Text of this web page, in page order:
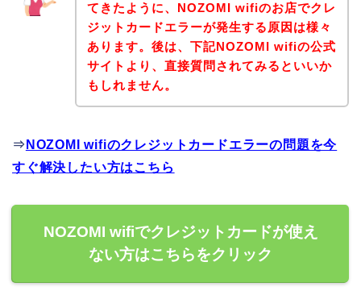
てきたように、NOZOMI wifiのお店でクレ
ジットカードエラーが発生する原因は様々
あります。後は、下記NOZOMI wifiの公式
サイトより、直接質問されてみるといいか
もしれません。
⇒ NOZOMI wifiのクレジットカードエラーの問題を今
すぐ解決したい方はこちら
NOZOMI wifiでクレジットカードが使え
ない方はこちらをクリック